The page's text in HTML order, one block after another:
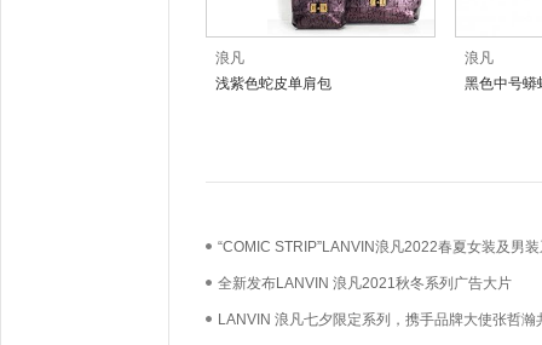
浪凡
浅紫色蛇皮单肩包
浪凡
黑色中号蟒
“COMIC STRIP”LANVIN浪凡2022春夏女装及男
正式发布
全新发布LANVIN 浪凡2021秋冬系列广告大片
LANVIN 浪凡七夕限定系列，携手品牌大使张哲瀚